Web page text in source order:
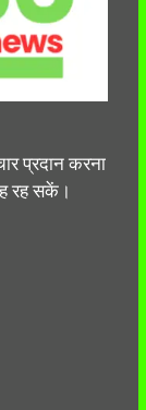
प्रदान करना
रह सकें।